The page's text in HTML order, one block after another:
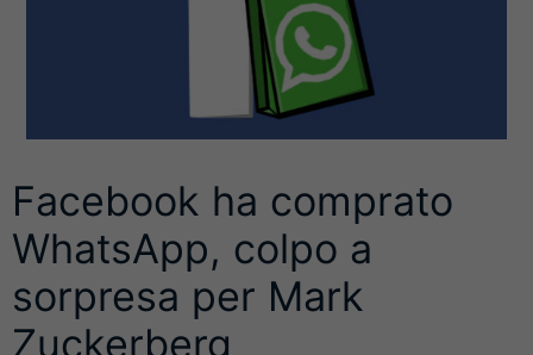
Facebook ha comprato
WhatsApp, colpo a
sorpresa per Mark
Zuckerberg